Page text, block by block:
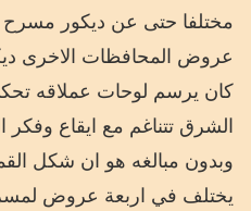
مختلفا حتى عن ديكور مسرح
عروض المحافظات الاخرى
كان يرسم لوحات عملاقه
الشرق تتناغم مع ايقاع
وبدون مبالغه هو ان شكل
يختلف في اربعة عروض